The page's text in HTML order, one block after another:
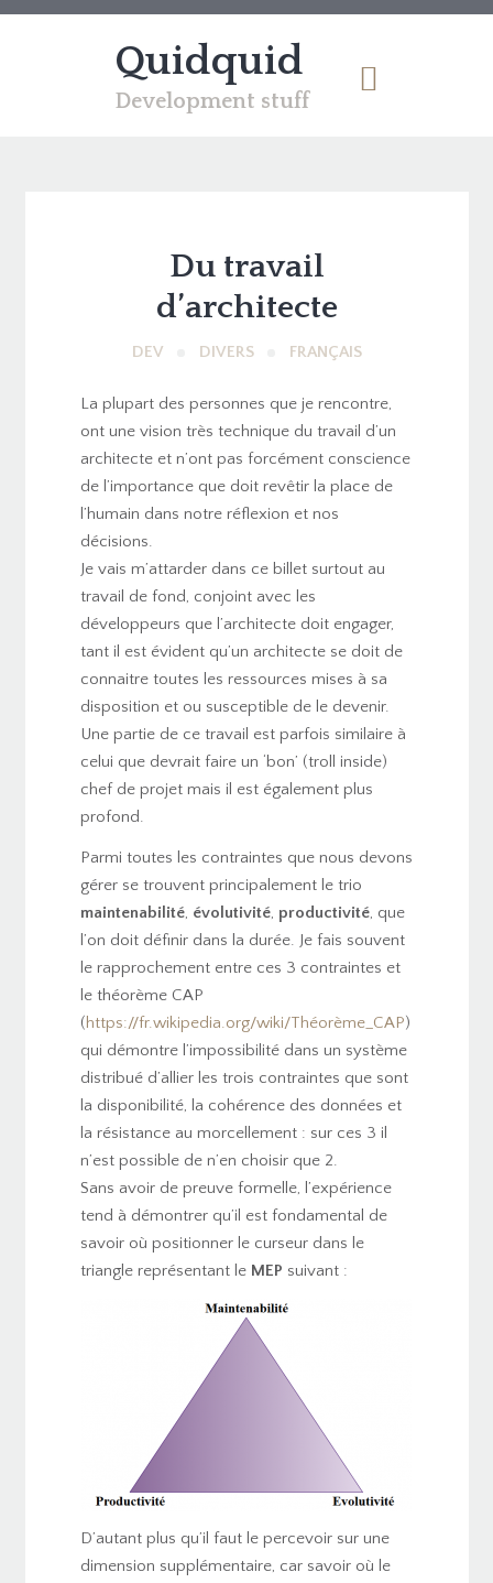
Quidquid
Development stuff
Du travail
d’architecte
DEV DIVERS FRANÇAIS
La plupart des personnes que je rencontre,
ont une vision très technique du travail d’un
architecte et n’ont pas forcément conscience
de l’importance que doit revêtir la place de
l’humain dans notre réflexion et nos
décisions.
Je vais m’attarder dans ce billet surtout au
travail de fond, conjoint avec les
développeurs que l’architecte doit engager,
tant il est évident qu’un architecte se doit de
connaitre toutes les ressources mises à sa
disposition et ou susceptible de le devenir.
Une partie de ce travail est parfois similaire à
celui que devrait faire un ‘bon’ (troll inside)
chef de projet mais il est également plus
profond.
Parmi toutes les contraintes que nous devons
gérer se trouvent principalement le trio
maintenabilité, évolutivité, productivité, que
l’on doit définir dans la durée. Je fais souvent
le rapprochement entre ces 3 contraintes et
le théorème CAP
(https://fr.wikipedia.org/wiki/Théorème_CAP)
qui démontre l’impossibilité dans un système
distribué d’allier les trois contraintes que sont
la disponibilité, la cohérence des données et
la résistance au morcellement : sur ces 3 il
n’est possible de n’en choisir que 2.
Sans avoir de preuve formelle, l’expérience
tend à démontrer qu’il est fondamental de
savoir où positionner le curseur dans le
triangle représentant le MEP suivant :
D’autant plus qu’il faut le percevoir sur une
dimension supplémentaire, car savoir où le